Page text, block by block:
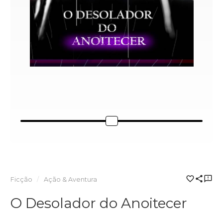
Ficção Ação & Aventura
O Desolador do Anoitecer